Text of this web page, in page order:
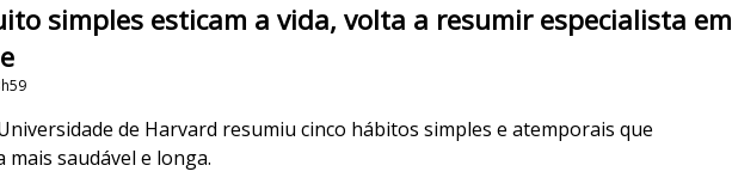
simples esticam a vida, volta a resumir especialista em
de Harvard resumiu cinco hábitos simples e atemporais que
saudável e longa.